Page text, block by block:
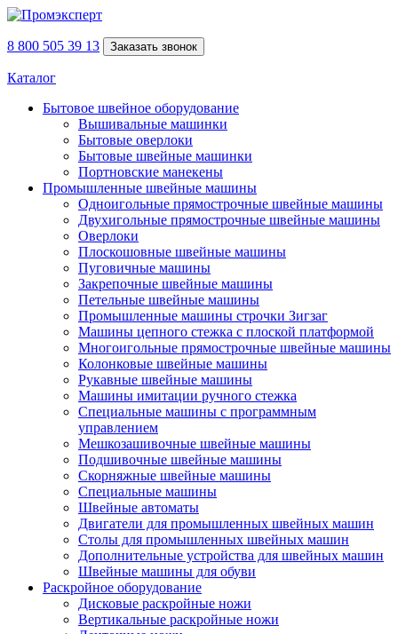
8 800 505 39 13 Заказать звонок
Каталог
Бытовое швейное оборудование
Вышивальные машинки
Бытовые оверлоки
Бытовые швейные машинки
Портновские манекены
Промышленные швейные машины
Одноигольные прямострочные швейные машины
Двухигольные прямострочные швейные машины
Оверлоки
Плоскошовные швейные машины
Пуговичные машины
Закрепочные швейные машины
Петельные швейные машины
Промышленные машины строчки Зигзаг
Машины цепного стежка с плоской платформой
Многоигольные прямострочные швейные машины
Колонковые швейные машины
Рукавные швейные машины
Машины имитации ручного стежка
Специальные машины с программным
управлением
Мешкозашивочные швейные машины
Подшивочные швейные машины
Скорняжные швейные машины
Специальные машины
Швейные автоматы
Двигатели для промышленных швейных машин
Столы для промышленных швейных машин
Дополнительные устройства для швейных машин
Швейные машины для обуви
Раскройное оборудование
Дисковые раскройные ножи
Вертикальные раскройные ножи